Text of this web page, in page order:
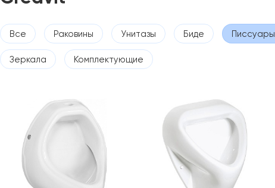
Все Раковины Унитазы Биде Писсуары
Зеркала Комплектующие